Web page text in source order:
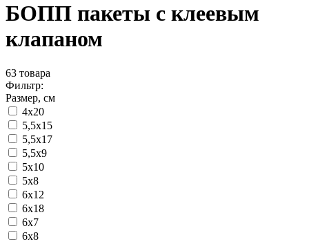
БОПП пакеты с клеевым
клапаном
63 товара
Фильтр:
Размер, см
4x20
5,5x15
5,5x17
5,5x9
5x10
5x8
6x12
6x18
6x7
6x8